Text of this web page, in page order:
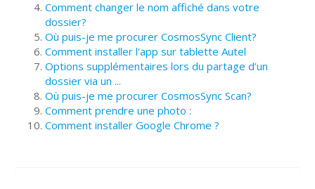
Comment changer le nom affiché dans votre
dossier?
Où puis-je me procurer CosmosSync Client?
Comment installer l'app sur tablette Autel
Options supplémentaires lors du partage d’un
dossier via un ...
Où puis-je me procurer CosmosSync Scan?
Comment prendre une photo :
Comment installer Google Chrome ?